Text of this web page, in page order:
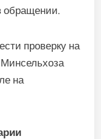
обращении.
проверку на
на